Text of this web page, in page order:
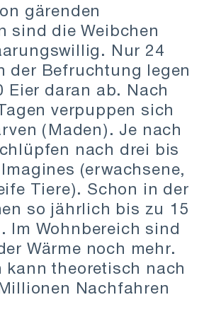
gärenden
sind die Weibchen
Nur 24
der Befruchtung legen
Eier daran ab. Nach
verpuppen sich
(Maden). Je nach
nach drei bis
(erwachsene,
Tiere). Schon in der
so jährlich bis zu 15
Im Wohnbereich sind
Wärme noch mehr.
kann theoretisch nach
Nachfahren